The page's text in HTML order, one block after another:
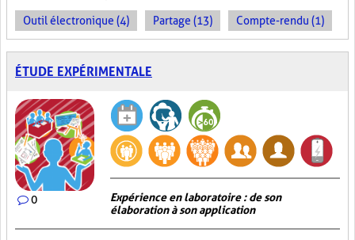
Outil électronique (4) Partage (13) Compte-rendu (1)
ÉTUDE EXPÉRIMENTALE
0
Expérience en laboratoire : de son
élaboration à son application